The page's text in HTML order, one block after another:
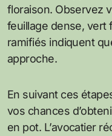
floraison. Observez
feuillage dense, vert
ramifiés indiquent
approche.
En suivant ces
vos chances
en pot. L’avocatier